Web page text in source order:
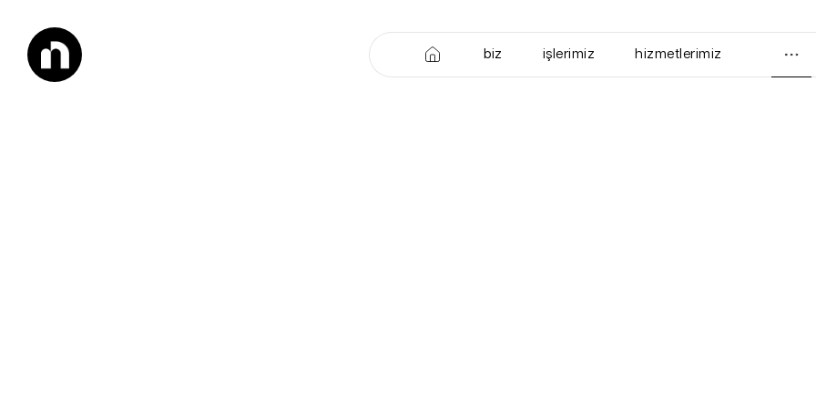
biz işlerimiz hizmetlerimiz